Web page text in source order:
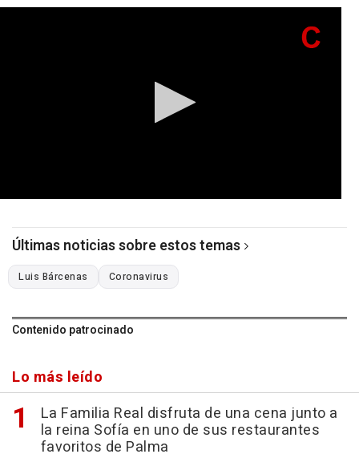
Últimas noticias sobre estos temas
Luis Bárcenas Coronavirus
Contenido patrocinado
Lo más leído
La Familia Real disfruta de una cena junto a
la reina Sofía en uno de sus restaurantes
favoritos de Palma